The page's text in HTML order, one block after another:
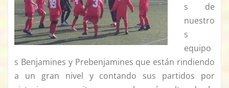
s de
nuestro
s
equipo
s Benjamines y Prebenjamines que están rindiendo
a un gran nivel y contando sus partidos por